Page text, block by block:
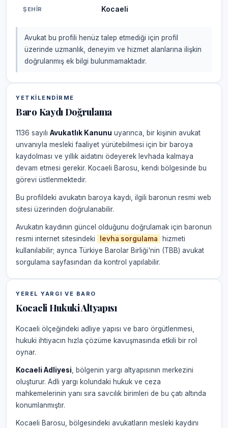
ŞEHIR Kocaeli
Avukat bu profili henüz talep etmediği için profil
üzerinde uzmanlık, deneyim ve hizmet alanlarına ilişkin
doğrulanmış ek bilgi bulunmamaktadır.
YETKILENDIRME
Baro Kaydı Doğrulama
1136 sayılı Avukatlık Kanunu uyarınca, bir kişinin avukat
unvanıyla mesleki faaliyet yürütebilmesi için bir baroya
kaydolması ve yıllık aidatını ödeyerek levhada kalmaya
devam etmesi gerekir. Kocaeli Barosu, kendi bölgesinde bu
görevi üstlenmektedir.
Bu profildeki avukatın baroya kaydı, ilgili baronun resmi web
sitesi üzerinden doğrulanabilir.
Avukatın kaydının güncel olduğunu doğrulamak için baronun
resmi internet sitesindeki
levha sorgulama
hizmeti
kullanılabilir; ayrıca Türkiye Barolar Birliği'nin (TBB) avukat
sorgulama sayfasından da kontrol yapılabilir.
YEREL YARGI VE BARO
Kocaeli Hukuki Altyapısı
Kocaeli ölçeğindeki adliye yapısı ve baro örgütlenmesi,
hukuki ihtiyacın hızla çözüme kavuşmasında etkili bir rol
oynar.
Kocaeli Adliyesi , bölgenin yargı altyapısının merkezini
oluşturur. Adli yargı kolundaki hukuk ve ceza
mahkemelerinin yanı sıra savcılık birimleri de bu çatı altında
konumlanmıştır.
Kocaeli Barosu, bölgesindeki avukatların mesleki kaydını